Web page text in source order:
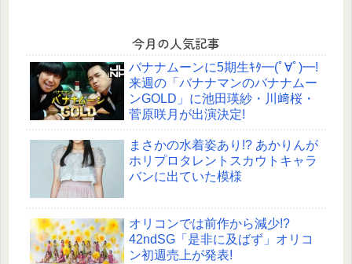
今月の人気記事
バナナムーンに5期生ｷﾀ━(ﾟ∀ﾟ)━!
来週の「バナナマンのバナナムー
ンGOLD」に池田瑛紗・川﨑桜・
菅原咲月が出演決定!
まさかの水着姿あり!? あかりんが
ホリプロタレントスカウトキャラ
バンに出ていた模様
オリコンでは前作から減少!?
42ndSG「是非に及ばず」オリコ
ン初週売上が発表!